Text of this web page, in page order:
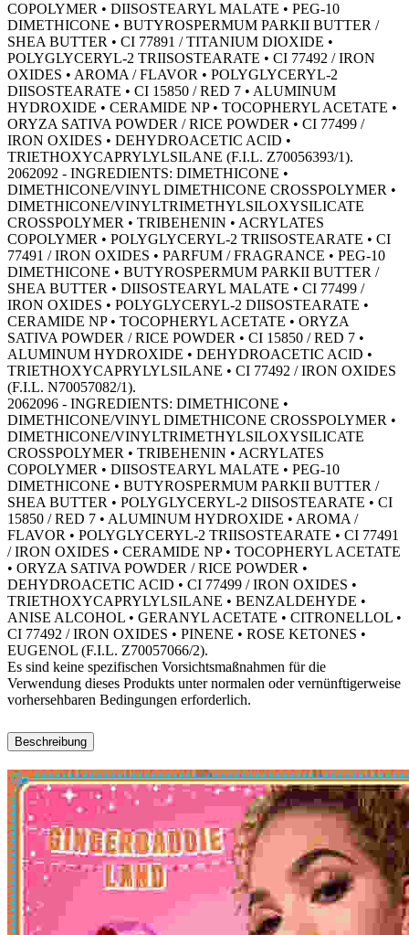
COPOLYMER • DIISOSTEARYL MALATE • PEG-10
DIMETHICONE • BUTYROSPERMUM PARKII BUTTER /
SHEA BUTTER • CI 77891 / TITANIUM DIOXIDE •
POLYGLYCERYL-2 TRIISOSTEARATE • CI 77492 / IRON
OXIDES • AROMA / FLAVOR • POLYGLYCERYL-2
DIISOSTEARATE • CI 15850 / RED 7 • ALUMINUM
HYDROXIDE • CERAMIDE NP • TOCOPHERYL ACETATE •
ORYZA SATIVA POWDER / RICE POWDER • CI 77499 /
IRON OXIDES • DEHYDROACETIC ACID •
TRIETHOXYCAPRYLYLSILANE (F.I.L. Z70056393/1).
2062092 - INGREDIENTS: DIMETHICONE •
DIMETHICONE/VINYL DIMETHICONE CROSSPOLYMER •
DIMETHICONE/VINYLTRIMETHYLSILOXYSILICATE
CROSSPOLYMER • TRIBEHENIN • ACRYLATES
COPOLYMER • POLYGLYCERYL-2 TRIISOSTEARATE • CI
77491 / IRON OXIDES • PARFUM / FRAGRANCE • PEG-10
DIMETHICONE • BUTYROSPERMUM PARKII BUTTER /
SHEA BUTTER • DIISOSTEARYL MALATE • CI 77499 /
IRON OXIDES • POLYGLYCERYL-2 DIISOSTEARATE •
CERAMIDE NP • TOCOPHERYL ACETATE • ORYZA
SATIVA POWDER / RICE POWDER • CI 15850 / RED 7 •
ALUMINUM HYDROXIDE • DEHYDROACETIC ACID •
TRIETHOXYCAPRYLYLSILANE • CI 77492 / IRON OXIDES
(F.I.L. N70057082/1).
2062096 - INGREDIENTS: DIMETHICONE •
DIMETHICONE/VINYL DIMETHICONE CROSSPOLYMER •
DIMETHICONE/VINYLTRIMETHYLSILOXYSILICATE
CROSSPOLYMER • TRIBEHENIN • ACRYLATES
COPOLYMER • DIISOSTEARYL MALATE • PEG-10
DIMETHICONE • BUTYROSPERMUM PARKII BUTTER /
SHEA BUTTER • POLYGLYCERYL-2 DIISOSTEARATE • CI
15850 / RED 7 • ALUMINUM HYDROXIDE • AROMA /
FLAVOR • POLYGLYCERYL-2 TRIISOSTEARATE • CI 77491
/ IRON OXIDES • CERAMIDE NP • TOCOPHERYL ACETATE
• ORYZA SATIVA POWDER / RICE POWDER •
DEHYDROACETIC ACID • CI 77499 / IRON OXIDES •
TRIETHOXYCAPRYLYLSILANE • BENZALDEHYDE •
ANISE ALCOHOL • GERANYL ACETATE • CITRONELLOL •
CI 77492 / IRON OXIDES • PINENE • ROSE KETONES •
EUGENOL (F.I.L. Z70057066/2).
Es sind keine spezifischen Vorsichtsmaßnahmen für die
Verwendung dieses Produkts unter normalen oder vernünftigerweise
vorhersehbaren Bedingungen erforderlich.
Beschreibung